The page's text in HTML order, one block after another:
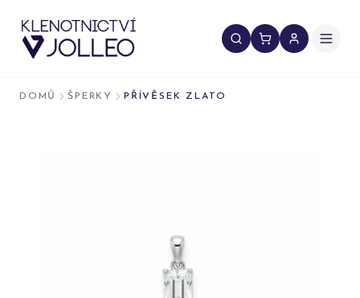
DOMŮ ŠPERKY PŘÍVĚSEK ZLATO